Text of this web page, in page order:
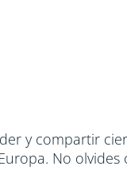
y compartir
No